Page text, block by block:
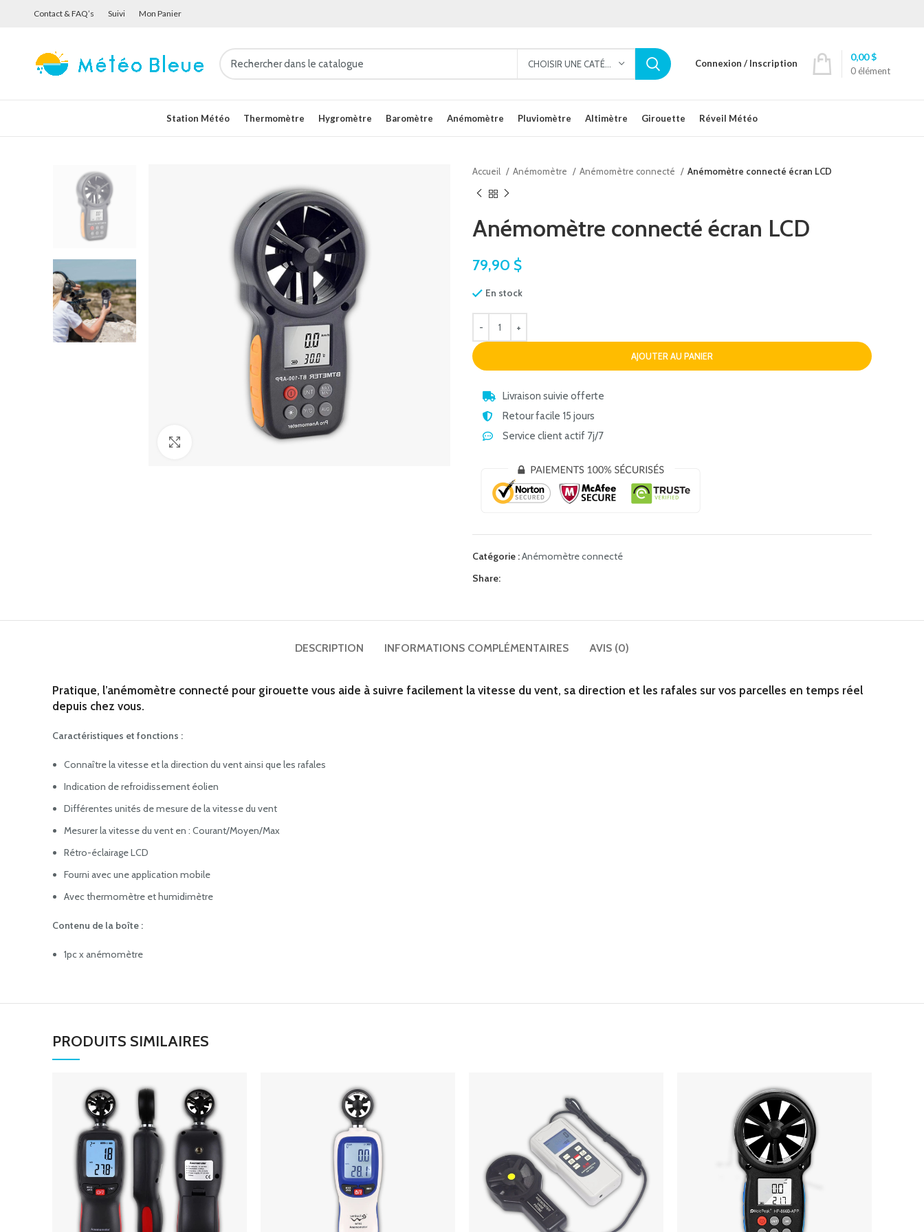
Contact & FAQ’s Suivi Mon Panier
Connexion / Inscription
0 élément
0,00$
Station Météo Thermomètre Hygromètre Baromètre Anémomètre Pluviomètre Altimètre Girouette Réveil Météo
Accueil Anémomètre Anémomètre connecté Anémomètre connecté écran LCD
Anémomètre connecté écran LCD
79,90 $
En stock
AJOUTER AU PANIER
Livraison suivie offerte
Retour facile 15 jours
Service client actif 7j/7
Catégorie :Anémomètre connecté
Share:
DESCRIPTION INFORMATIONS COMPLÉMENTAIRES AVIS (0)
Pratique, l’anémomètre connecté pour girouette vous aide à suivre facilement la vitesse du vent, sa direction et les rafales sur vos parcelles en temps réel
depuis chez vous.
Caractéristiques et fonctions :
Connaître la vitesse et la direction du vent ainsi que les rafales
Indication de refroidissement éolien
Différentes unités de mesure de la vitesse du vent
Mesurer la vitesse du vent en : Courant/Moyen/Max
Rétro-éclairage LCD
Fourni avec une application mobile
Avec thermomètre et humidimètre
Contenu de la boîte :
1pc x anémomètre
PRODUITS SIMILAIRES